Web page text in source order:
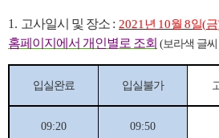
1. 고사일시 및 장소 : 2021 년 10월 8일(금
홈페이지에서 개인별로 조회 (보라색 글
입실완료 입실불가
09:20 09:50